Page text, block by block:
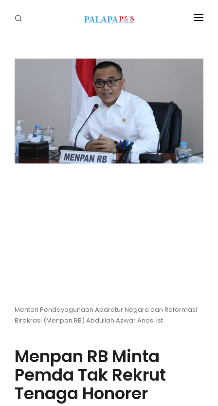
Tapanuli
Nusantara
Menteri Pendayagunaan Aparatur Negara dan Reformasi
Birokrasi (Menpan RB) Abdullah Azwar Anas. ist
Menpan RB Minta
Pemda Tak Rekrut
Tenaga Honorer